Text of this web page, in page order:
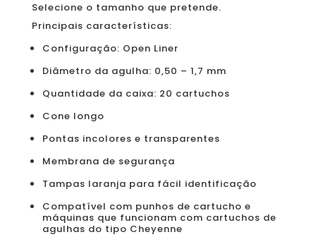
Selecione o tamanho que pretende.
Principais características:
Configuração: Open Liner
Diâmetro da agulha: 0,50 – 1,7 mm
Quantidade da caixa: 20 cartuchos
Cone longo
Pontas incolores e transparentes
Membrana de segurança
Tampas laranja para fácil identificação
Compatível com punhos de cartucho e
máquinas que funcionam com cartuchos de
agulhas do tipo Cheyenne